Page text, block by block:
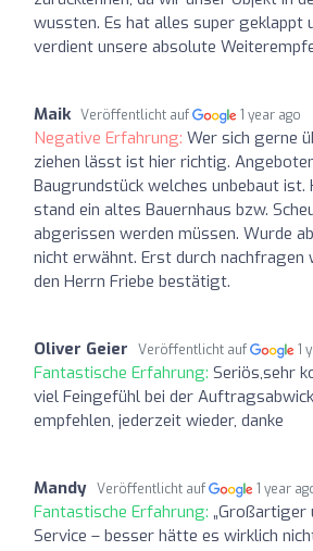
wussten. Es hat alles super geklappt
verdient unsere absolute
Maik Veröffentlicht auf 1 year ago
Negative Erfahrung: Wer sich gerne
ziehen lässt ist hier richtig.
Baugrundstück welches unbebaut ist.
stand ein altes Bauernhaus bzw.
abgerissen werden müssen. Wurde
nicht erwähnt. Erst durch nachfragen
den Herrn Friebe bestätigt.
Oliver Geier Veröffentlicht auf 1
Fantastische Erfahrung: Seriös,sehr
viel Feingefühl bei der
empfehlen, jederzeit wieder, danke
Mandy Veröffentlicht auf 1 year
Fantastische Erfahrung: „Großartiger
Service – besser hätte es wirklich